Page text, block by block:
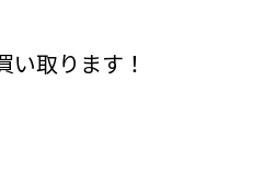
い取ります！